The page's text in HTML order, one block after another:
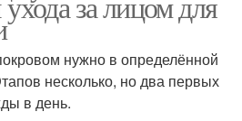
нужно в определённой
несколько, но два первых
в день.